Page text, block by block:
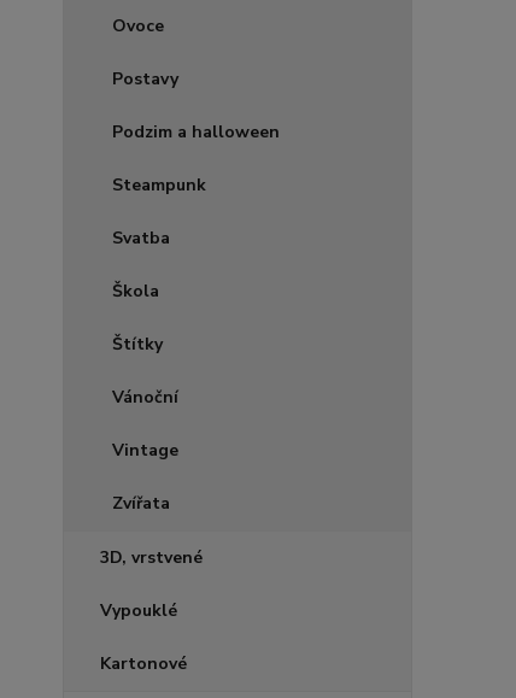
Ovoce
Postavy
Podzim a halloween
Steampunk
Svatba
Škola
Štítky
Vánoční
Vintage
Zvířata
3D, vrstvené
Vypouklé
Kartonové